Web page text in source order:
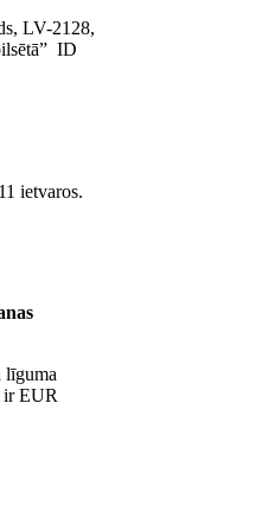
LV-2128,
ID
ietvaros.
līguma
ir EUR